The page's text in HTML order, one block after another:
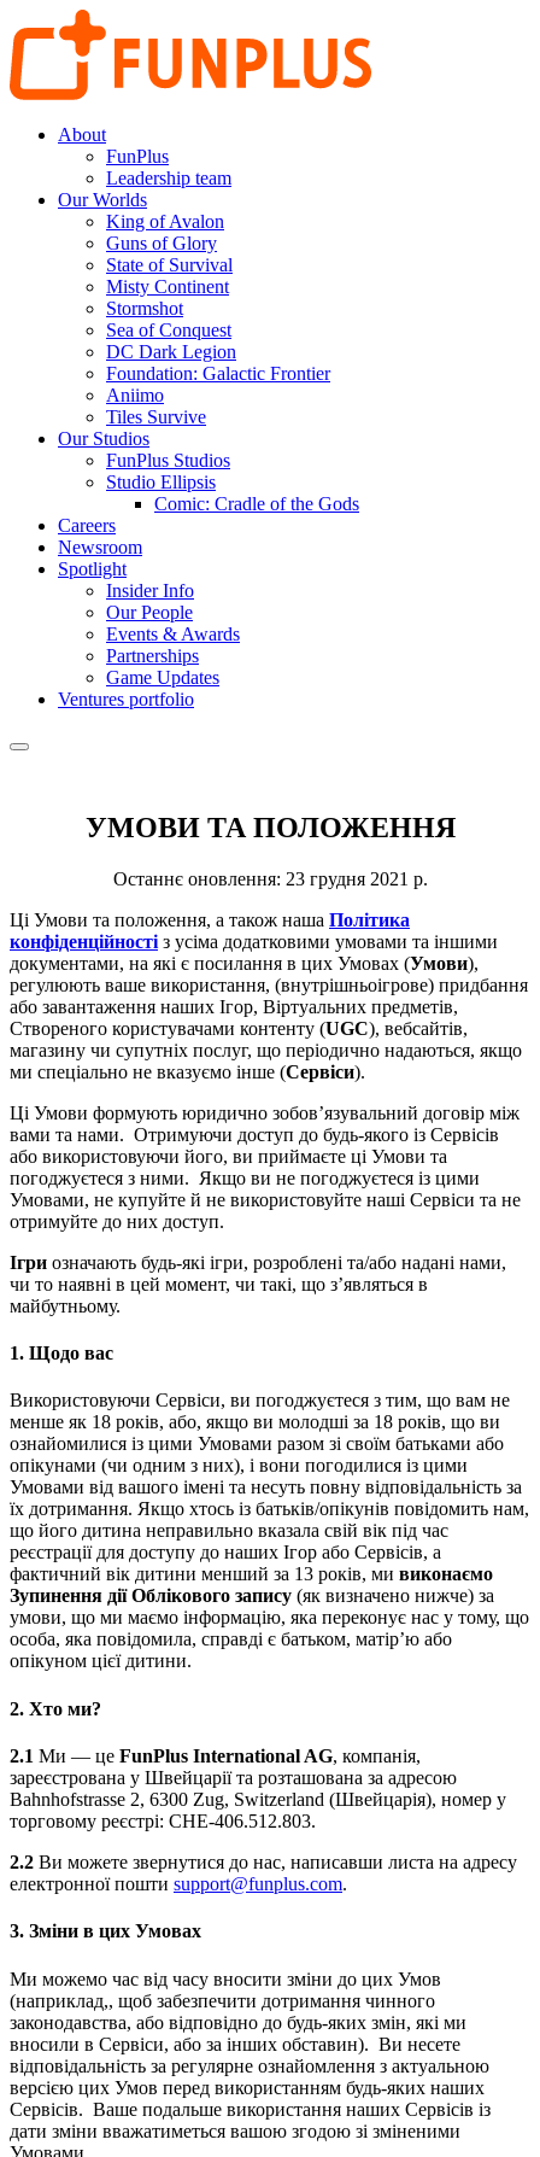
About
FunPlus
Leadership team
Our Worlds
King of Avalon
Guns of Glory
State of Survival
Misty Continent
Stormshot
Sea of Conquest
DC Dark Legion
Foundation: Galactic Frontier
Aniimo
Tiles Survive
Our Studios
FunPlus Studios
Studio Ellipsis
Comic: Cradle of the Gods
Careers
Newsroom
Spotlight
Insider Info
Our People
Events & Awards
Partnerships
Game Updates
Ventures portfolio
УМОВИ ТА ПОЛОЖЕННЯ
Останнє оновлення: 23 грудня 2021 р.
Ці Умови та положення, а також наша Політика
конфіденційності з усіма додатковими умовами та іншими
документами, на які є посилання в цих Умовах (Умови),
регулюють ваше використання, (внутрішньоігрове) придбання
або завантаження наших Ігор, Віртуальних предметів,
Створеного користувачами контенту (UGC), вебсайтів,
магазину чи супутніх послуг, що періодично надаються, якщо
ми спеціально не вказуємо інше (Сервіси).
Ці Умови формують юридично зобов’язувальний договір між
вами та нами. Отримуючи доступ до будь-якого із Сервісів
або використовуючи його, ви приймаєте ці Умови та
погоджуєтеся з ними. Якщо ви не погоджуєтеся із цими
Умовами, не купуйте й не використовуйте наші Сервіси та не
отримуйте до них доступ.
Ігри означають будь-які ігри, розроблені та/або надані нами,
чи то наявні в цей момент, чи такі, що з’являться в
майбутньому.
1. Щодо вас
Використовуючи Сервіси, ви погоджуєтеся з тим, що вам не
менше як 18 років, або, якщо ви молодші за 18 років, що ви
ознайомилися із цими Умовами разом зі своїм батьками або
опікунами (чи одним з них), і вони погодилися із цими
Умовами від вашого імені та несуть повну відповідальність за
їх дотримання. Якщо хтось із батьків/опікунів повідомить нам,
що його дитина неправильно вказала свій вік під час
реєстрації для доступу до наших Ігор або Сервісів, а
фактичний вік дитини менший за 13 років, ми виконаємо
Зупинення дії Облікового запису (як визначено нижче) за
умови, що ми маємо інформацію, яка переконує нас у тому, що
особа, яка повідомила, справді є батьком, матір’ю або
опікуном цієї дитини.
2. Хто ми?
2.1 Ми — це FunPlus International AG, компанія,
зареєстрована у Швейцарії та розташована за адресою
Bahnhofstrasse 2, 6300 Zug, Switzerland (Швейцарія), номер у
торговому реєстрі: CHE-406.512.803.
2.2 Ви можете звернутися до нас, написавши листа на адресу
електронної пошти support@funplus.com.
3. Зміни в цих Умовах
Ми можемо час від часу вносити зміни до цих Умов
(наприклад,, щоб забезпечити дотримання чинного
законодавства, або відповідно до будь-яких змін, які ми
вносили в Сервіси, або за інших обставин). Ви несете
відповідальність за регулярне ознайомлення з актуальною
версією цих Умов перед використанням будь-яких наших
Сервісів. Ваше подальше використання наших Сервісів із
дати зміни вважатиметься вашою згодою зі зміненими
Умовами.